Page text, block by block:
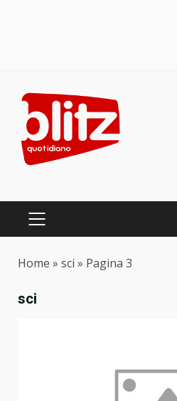
content
PRIMARY
Home » sci » Pagina 3
sci